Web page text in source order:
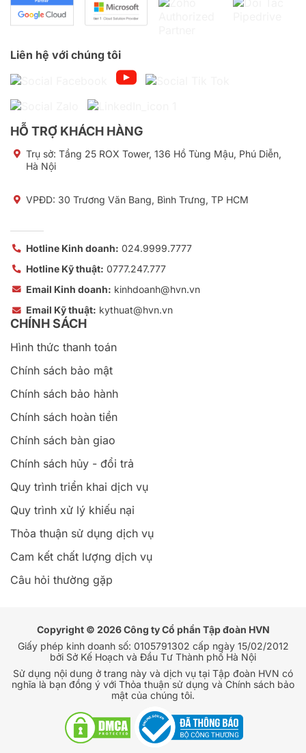
Liên hệ với chúng tôi
HỖ TRỢ KHÁCH HÀNG
Trụ sở: Tầng 25 ROX Tower, 136 Hồ Tùng Mậu, Phú Diễn,
Hà Nội
VPĐD: 30 Trương Văn Bang, Bình Trưng, TP HCM
Hotline Kinh doanh: 024.9999.7777
Hotline Kỹ thuật: 0777.247.777
Email Kinh doanh: kinhdoanh@hvn.vn
Email Kỹ thuật: kythuat@hvn.vn
CHÍNH SÁCH
Hình thức thanh toán
Chính sách bảo mật
Chính sách bảo hành
Chính sách hoàn tiền
Chính sách bàn giao
Chính sách hủy - đổi trả
Quy trình triển khai dịch vụ
Quy trình xử lý khiếu nại
Thỏa thuận sử dụng dịch vụ
Cam kết chất lượng dịch vụ
Câu hỏi thường gặp
Copyright © 2026 Công ty Cổ phần Tập đoàn HVN
Giấy phép kinh doanh số: 0105791302 cấp ngày 15/02/2012
bởi Sở Kế Hoạch và Đầu Tư Thành phố Hà Nội
Sử dụng nội dung ở trang này và dịch vụ tại Tập đoàn HVN có
nghĩa là bạn đồng ý với Thỏa thuận sử dụng và Chính sách bảo
mật của chúng tôi.